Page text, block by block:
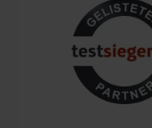
ermöglicht, sich in
hineinzuversetzen.
fantastische
unternehmen. Die
Kundenzufriedenheit
Mit einem zentralen
Frankens, garantieren